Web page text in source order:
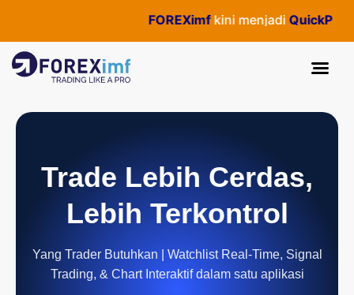
FOREXimfkini menjadiQuickPro
Trade Lebih Cerdas,
Lebih Terkontrol
Yang Trader Butuhkan | Watchlist Real-Time, Signal
Trading, & Chart Interaktif dalam satu aplikasi